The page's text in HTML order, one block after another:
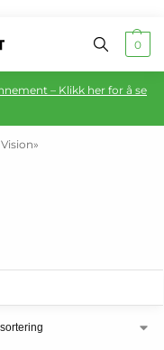
0
– Klikk her for å se